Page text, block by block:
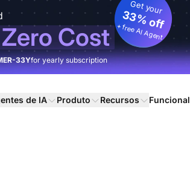
Zero Cost
Get your
33% off
+ free AI Agent
33Yfor yearly subscription
de IA Produto Recursos